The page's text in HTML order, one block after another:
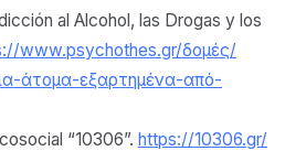
al Alcohol, las Drogas y los
www.psychothes.gr/δομές/
άτομα-εξαρτημένα-από-
“10306”. https://10306.gr/